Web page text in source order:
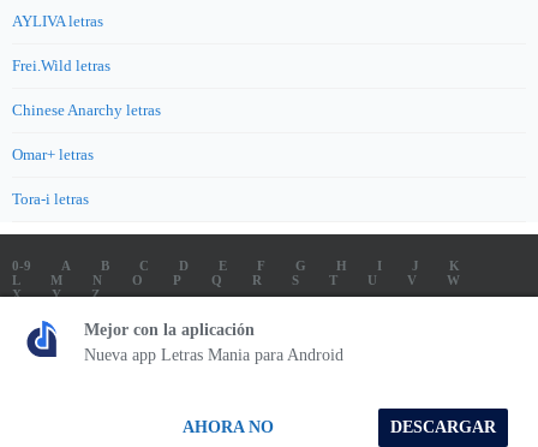
AYLIVA letras
Frei.Wild letras
Chinese Anarchy letras
Omar+ letras
Tora-i letras
0-9 A B C D E F G H I J
K
L
M N O P Q R S T V
W
X
Y
Z
LETRAS
SOUNDTRACK LETRAS
TOP 100 LETRAS
ENVIA LETRAS
Letrasmania.com - Copyright © 2026 - All Rights Reserved
Mejor con la aplicación
Nueva app Letras Mania para Android
DESCARGAR
AHORA NO